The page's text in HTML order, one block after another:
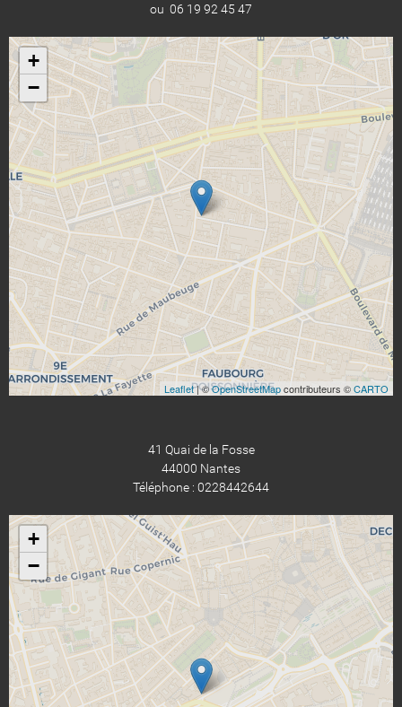
ou 06 19 92 45 47
+
−
Leaflet| ©OpenStreetMapcontributeurs ©CARTO
41 Quai de la Fosse
44000 Nantes
Téléphone : 0228442644
+
−